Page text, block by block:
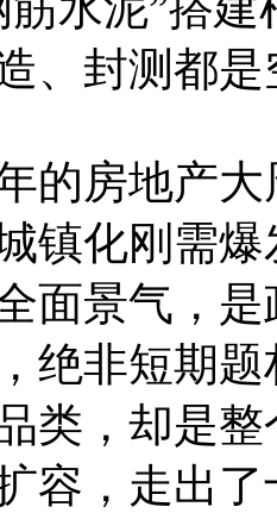
、封测都
的房地产
镇化刚需
面景气，
绝非短期
类，却是
容，走出